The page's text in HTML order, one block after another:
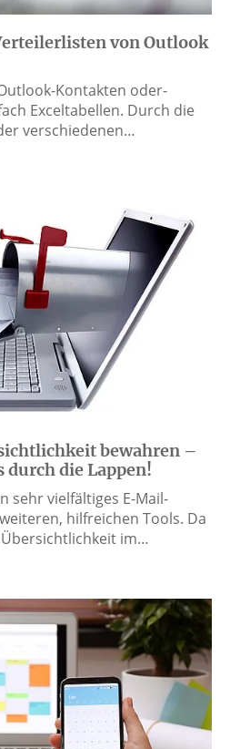
von Outlook
Kontakten oder-
Exceltabellen. Durch die
verschiedenen…
bewahren –
durch die Lappen!
sehr vielfältiges E-Mail-
hilfreichen Tools. Da
im…